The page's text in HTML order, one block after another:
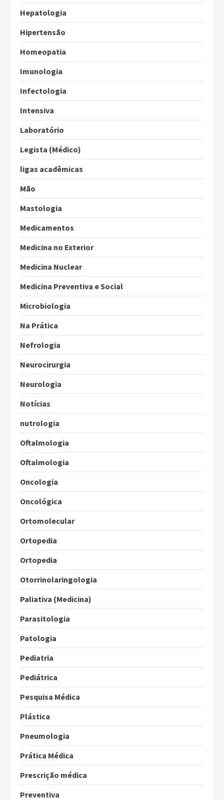
Hepatologia
Hipertensão
Homeopatia
Imunologia
Infectologia
Intensiva
Laboratório
Legista (Médico)
ligas acadêmicas
Mão
Mastologia
Medicamentos
Medicina no Exterior
Medicina Nuclear
Medicina Preventiva e Social
Microbiologia
Na Prática
Nefrologia
Neurocirurgia
Neurologia
Notícias
nutrologia
Oftalmologia
Oftalmologia
Oncologia
Oncológica
Ortomolecular
Ortopedia
Ortopedia
Otorrinolaringologia
Paliativa (Medicina)
Parasitologia
Patologia
Pediatria
Pediátrica
Pesquisa Médica
Plástica
Pneumologia
Prática Médica
Prescrição médica
Preventiva